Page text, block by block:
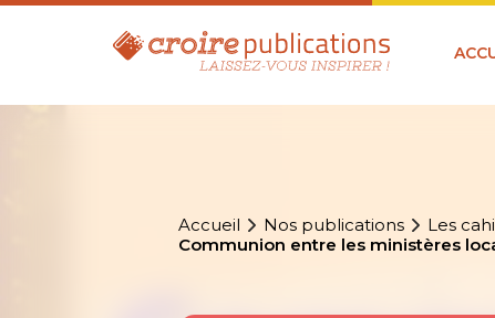
Accueil Nos publications Les
Communion entre les ministères